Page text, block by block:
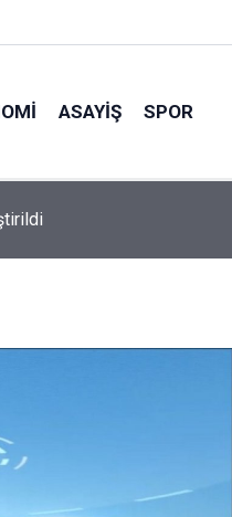
ASAYIŞ SPOR